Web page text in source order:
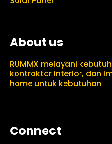
About us
RUMMX melayani
kontraktor interior, dan
home untuk kebutuhan
Connect